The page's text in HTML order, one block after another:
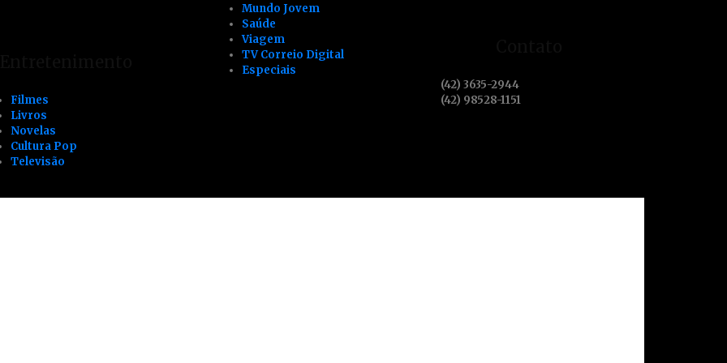
Filmes
Livros
Novelas
Cultura Pop
Televisão
Mundo Jovem
Saúde
Viagem
TV Correio Digital
Especiais
(42) 3635-2944
(42) 98528-1151